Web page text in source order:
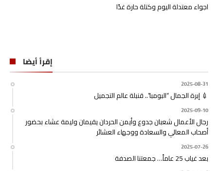
اجواء معتدلة اليوم وكتلة حارة غدًا
إقرأ أيضا
2025-08-31
💉 إبرة الجمال “البومبا”.. قنبلة عالم التجميل
2025-09-10
رجال الأعمال شعبان جدوع وأيمن الحردان يقيمان وليمة عشاء بحضور
أصحاب المعالي والسعادة ووجهاء العشائر
2025-07-26
بعد غياب 25 عاماً… جمعتنا الصدفة